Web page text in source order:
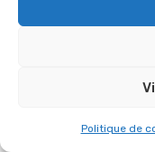
Politique de